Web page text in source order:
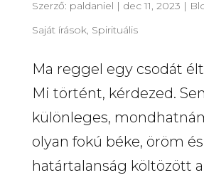
Szerző: paldaniel | dec 11, 2023 |
Saját írások Spirituális
Ma reggel egy csodát
Mi történt, kérdezed.
különleges,
olyan fokú béke, öröm és
határtalanság költözött